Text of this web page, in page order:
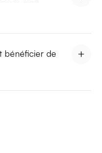
bénéficier de